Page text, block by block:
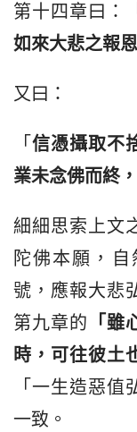
第十四章曰：
如來大悲之報
又曰：
「 信憑攝取不
業未念佛而終
細細思索上文
陀佛本願，
號，應報大悲
第九章的 「雖
時，可往彼土
「一生造惡
一致。